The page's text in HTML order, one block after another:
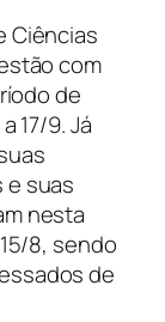
Ciências
com
de
17/9. Já
e suas
nesta
8, sendo
de